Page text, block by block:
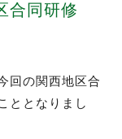
合同研修
回の関西地区合
ととなりまし